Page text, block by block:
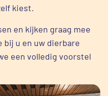
kiest.
en kijken graag mee
bij u en uw dierbare
een volledig voorstel